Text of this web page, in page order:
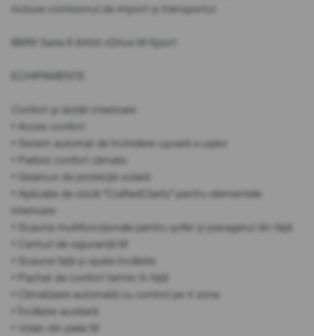
incluse comisionul de import și transportul.
BMW Seria 8 840d xDrive M-Sport
ECHIPAMENTE
Confort și dotări interioare
• Acces confort
• Sistem automat de închidere ușoară a ușilor
• Parbriz confort climatic
• Geamuri de protecție solară
• Aplicație de sticlă "CraftedClarity" pentru elementele
interioare
• Scaune multifuncționale pentru șofer și pasagerul din față
• Centuri de siguranță M
• Scaune față și spate încălzite
• Pachet de confort termic în față
• Climatizare automată cu control pe 4 zone
• Încălzire auxiliară
• Volan din piele M